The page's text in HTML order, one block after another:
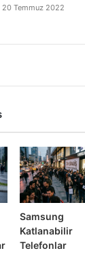
20 Temmuz 2022
Samsung
Katlanabilir
Telefonlar